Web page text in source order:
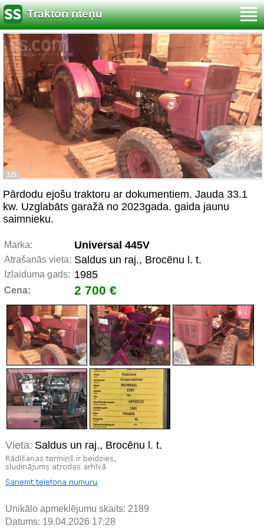
Traktori riteņu
1/5
Pārdodu ejošu traktoru ar dokumentiem. Jauda 33.1
kw. Uzglabāts garažā no 2023gada. gaida jaunu
saimnieku.
Marka: Universal 445V
Atrašanās vieta: Saldus un raj., Brocēnu l. t.
Izlaiduma gads: 1985
Cena: 2 700 €
Vieta: Saldus un raj., Brocēnu l. t.
Unikālo apmeklējumu skaits: 2189
Datums: 19.04.2026 17:28